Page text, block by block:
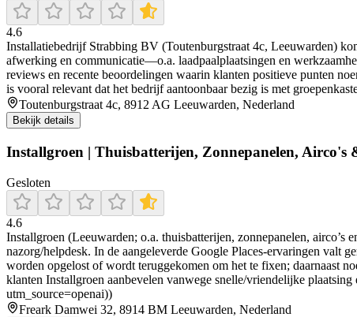
4.6
Installatiebedrijf Strabbing BV (Toutenburgstraat 4c, Leeuwarden)
afwerking en communicatie—o.a. laadpaalplaatsingen en
reviews en recente beoordelingen waarin klanten positieve punten
is vooral relevant dat het bedrijf aantoonbaar bezig is met
Toutenburgstraat 4c, 8912 AG Leeuwarden, Nederland
Bekijk details
Installgroen | Thuisbatterijen, Zonnepanelen,
Gesloten
4.6
Installgroen (Leeuwarden; o.a. thuisbatterijen, zonnepanelen,
nazorg/helpdesk. In de aangeleverde Google Places-ervaringen valt
worden opgelost of wordt teruggekomen om het te fixen; daarnaast
klanten Installgroen aanbevelen vanwege snelle/vriendelijke
utm_source=openai))
Freark Damwei 32, 8914 BM Leeuwarden, Nederland